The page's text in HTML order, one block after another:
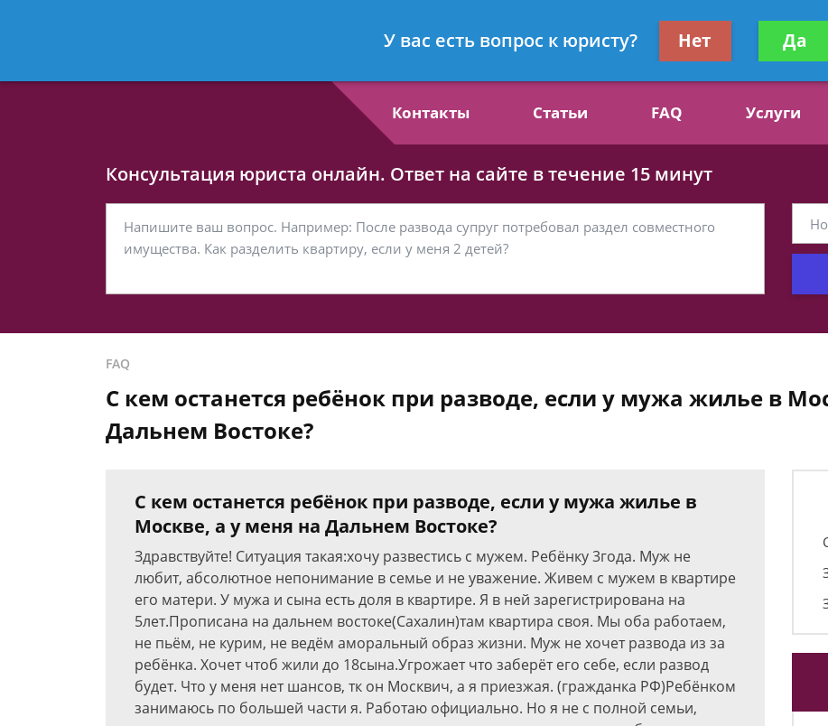
- Семейный юрист, специалист по алиментам
Получите
Контакты Статьи FAQ Услуги
Консультация юриста онлайн. Ответ на сайте в течение 15 минут
FAQ
С кем останется ребёнок при разводе, если у мужа жилье в
Дальнем Востоке?
С кем останется ребёнок при разводе, если у мужа жилье в
Москве, а у меня на Дальнем Востоке?
Здравствуйте! Ситуация такая:хочу развестись с мужем. Ребёнку 3года. Муж не
любит, абсолютное непонимание в семье и не уважение. Живем с мужем в квартире
его матери. У мужа и сына есть доля в квартире. Я в ней зарегистрирована на
5лет.Прописана на дальнем востоке(Сахалин)там квартира своя. Мы оба работаем,
не пьём, не курим, не ведём аморальный образ жизни. Муж не хочет развода из за
ребёнка. Хочет чтоб жили до 18сына.Угрожает что заберёт его себе, если развод
будет. Что у меня нет шансов, тк он Москвич, а я приезжая. (гражданка РФ)Ребёнком
занимаюсь по большей части я. Работаю официально. Но я не с полной семьи,
У вас есть вопрос к юристу? Нет Да